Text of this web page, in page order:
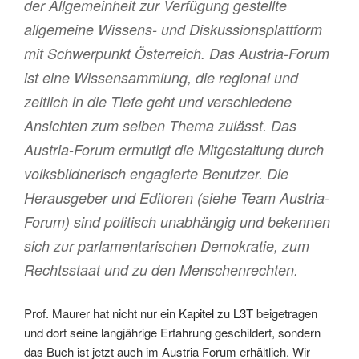
der Allgemeinheit zur Verfügung gestellte
allgemeine Wissens- und Diskussionsplattform
mit Schwerpunkt Österreich. Das Austria-Forum
ist eine Wissensammlung, die regional und
zeitlich in die Tiefe geht und verschiedene
Ansichten zum selben Thema zulässt. Das
Austria-Forum ermutigt die Mitgestaltung durch
volksbildnerisch engagierte Benutzer. Die
Herausgeber und Editoren (siehe Team Austria-
Forum) sind politisch unabhängig und bekennen
sich zur parlamentarischen Demokratie, zum
Rechtsstaat und zu den Menschenrechten.
Prof. Maurer hat nicht nur ein Kapitelzu L3Tbeigetragen
und dort seine langjährige Erfahrung geschildert, sondern
das Buch ist jetzt auch im Austria Forum erhältlich. Wir